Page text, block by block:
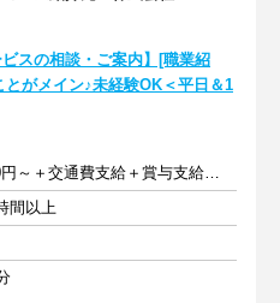
ビスの相談・ご案内】[職業紹
がメイン♪未経験OK＜平日＆1
月給25万8000円～＋交通費支給＋賞与支給あり
間以上